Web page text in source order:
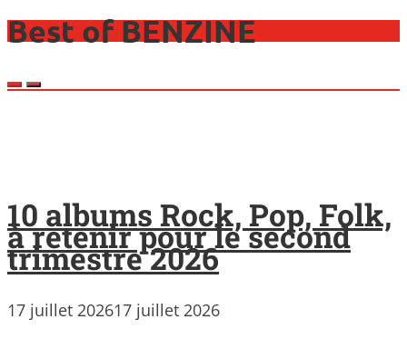
Best of BENZINE
10 albums Rock, Pop, Folk,
à retenir pour le second
trimestre 2026
17 juillet 202617 juillet 2026